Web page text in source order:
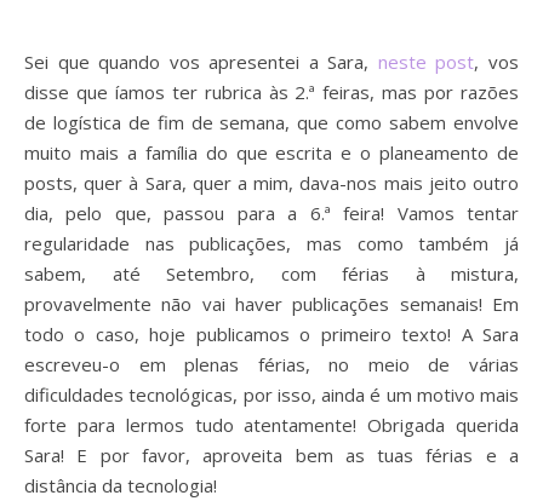
Sei que quando vos apresentei a Sara, neste post, vos
disse que íamos ter rubrica às 2.ª feiras, mas por razões
de logística de fim de semana, que como sabem envolve
muito mais a família do que escrita e o planeamento de
posts, quer à Sara, quer a mim, dava-nos mais jeito outro
dia, pelo que, passou para a 6.ª feira! Vamos tentar
regularidade nas publicações, mas como também já
sabem, até Setembro, com férias à mistura,
provavelmente não vai haver publicações semanais! Em
todo o caso, hoje publicamos o primeiro texto! A Sara
escreveu-o em plenas férias, no meio de várias
dificuldades tecnológicas, por isso, ainda é um motivo mais
forte para lermos tudo atentamente! Obrigada querida
Sara! E por favor, aproveita bem as tuas férias e a
distância da tecnologia!